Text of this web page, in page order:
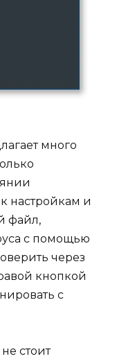
много
настройкам и
файл,
с помощью
через
кнопкой
с
стоит